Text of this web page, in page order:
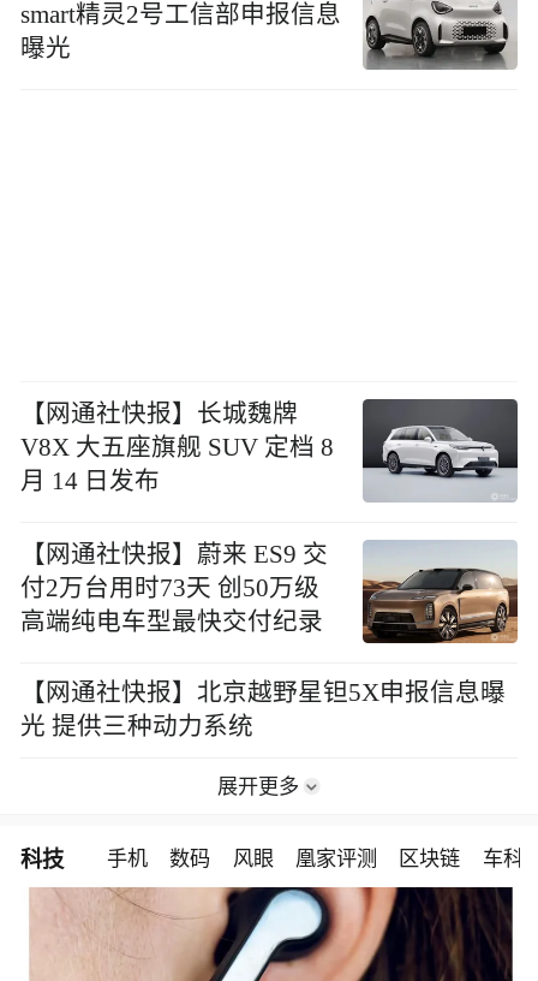
smart精灵2号工信部申报信息
曝光
【网通社快报】长城魏牌
V8X 大五座旗舰 SUV 定档 8
月 14 日发布
【网通社快报】蔚来 ES9 交
付2万台用时73天 创50万级
高端纯电车型最快交付纪录
【网通社快报】北京越野星钽5X申报信息曝
光 提供三种动力系统
展开更多
科技 手机 数码 风眼 凰家评测 区块链 车科